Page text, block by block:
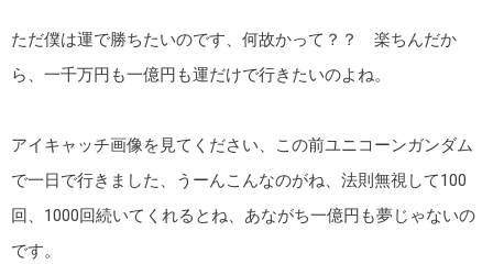
ただ僕は運で勝ちたいのです、何故かって？？ 楽ちんだか
ら、一千万円も一億円も運だけで行きたいのよね。
アイキャッチ画像を見てください、この前ユニコーンガンダム
で一日で行きました、うーんこんなのがね、法則無視して100
回、1000回続いてくれるとね、あながち一億円も夢じゃないの
です。